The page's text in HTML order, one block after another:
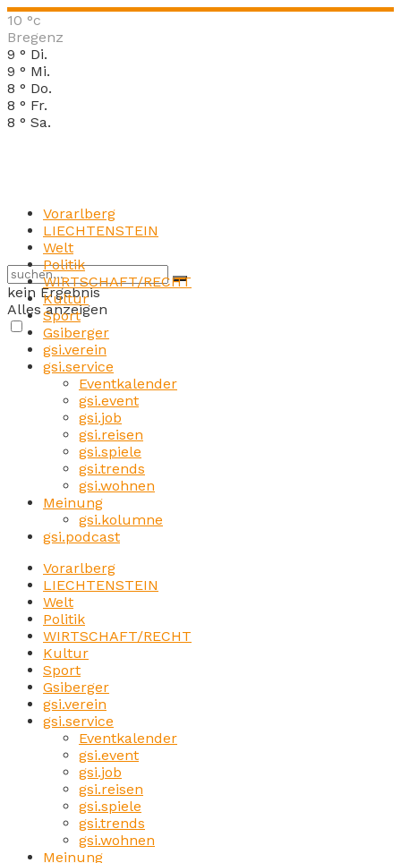
10 °c
Bregenz
9 ° Di.
9 ° Mi.
8 ° Do.
8 ° Fr.
8 ° Sa.
kein Ergebnis
Alles anzeigen
Vorarlberg
LIECHTENSTEIN
Welt
Politik
WIRTSCHAFT/RECHT
Kultur
Sport
Gsiberger
gsi.verein
gsi.service
Eventkalender
gsi.event
gsi.job
gsi.reisen
gsi.spiele
gsi.trends
gsi.wohnen
Meinung
gsi.kolumne
gsi.podcast
Vorarlberg
LIECHTENSTEIN
Welt
Politik
WIRTSCHAFT/RECHT
Kultur
Sport
Gsiberger
gsi.verein
gsi.service
Eventkalender
gsi.event
gsi.job
gsi.reisen
gsi.spiele
gsi.trends
gsi.wohnen
Meinung